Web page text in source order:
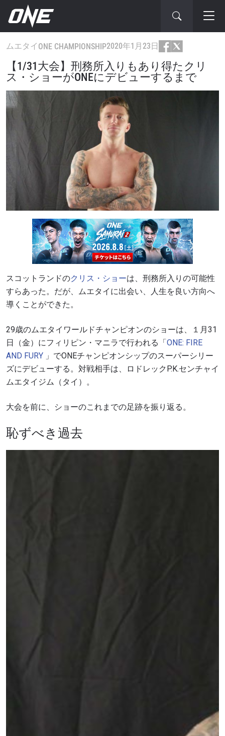
ムエタイ ONE CHAMPIONSHIP2020年1月23日
【1/31大会】刑務所入りもあり得たクリ
ス・ショーがONEにデビューするまで
スコットランドのクリス・ショーは、刑務所入りの可能性
すらあった。だが、ムエタイに出会い、人生を良い方向へ
導くことができた。
29歳のムエタイワールドチャンピオンのショーは、１月31
日（金）にフィリピン・マニラで行われる「ONE: FIRE
AND FURY 」でONEチャンピオンシップのスーパーシリー
ズにデビューする。対戦相手は、ロドレックP.K.センチャイ
ムエタイジム（タイ）。
大会を前に、ショーのこれまでの足跡を振り返る。
恥ずべき過去